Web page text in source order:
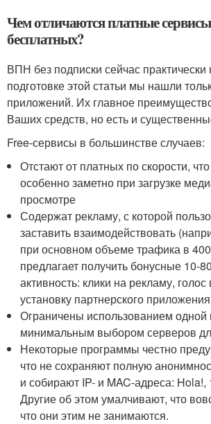
Чем отличаются платные
бесплатных?
ВПН без подписки сейчас практически
подготовке этой статьи мы нашли
приложений. Их главное
Ваших средств, но есть и
Free-сервисы в большинстве случаев:
Отстают от платных по скорости,
особенно заметно при загрузке
просмотре
Содержат рекламу, с которой
заставить взаимодействовать
при основном объеме трафика в
предлагает получить бонусные 10-
активность: клики на рекламу,
установку партнерского
Ограничены использованием
минимальным выбором серверов
Некоторые программы честно
что не сохраняют полную
и собирают IP- и MAC-адреса: Hola!,
Другие об этом умалчивают, что
что они этим не занимаются.